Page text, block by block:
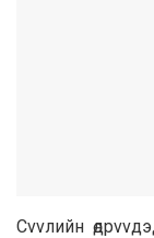
Cvvлийн